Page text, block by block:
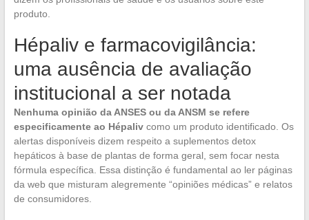
produto.
Hépaliv e farmacovigilância:
uma ausência de avaliação
institucional a ser notada
Nenhuma opinião da ANSES ou da ANSM se refere
especificamente ao Hépalivcomo um produto identificado. Os
alertas disponíveis dizem respeito a suplementos detox
hepáticos à base de plantas de forma geral, sem focar nesta
fórmula específica. Essa distinção é fundamental ao ler páginas
da web que misturam alegremente “opiniões médicas” e relatos
de consumidores.